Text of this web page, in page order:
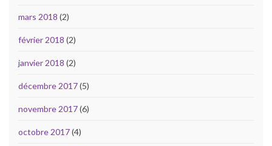
mars 2018 (2)
février 2018 (2)
janvier 2018 (2)
décembre 2017(5)
novembre 2017(6)
octobre 2017(4)